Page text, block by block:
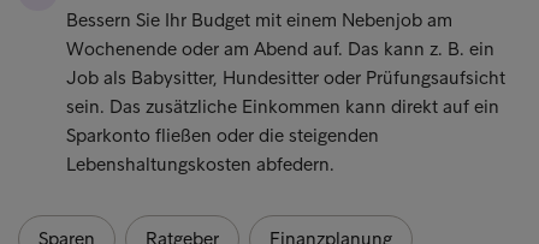
Bessern Sie Ihr Budget mit einem Nebenjob am
Wochenende oder am Abend auf. Das kann z. B. ein
Job als Babysitter, Hundesitter oder Prüfungsaufsicht
sein. Das zusätzliche Einkommen kann direkt auf ein
Sparkonto fließen oder die steigenden
Lebenshaltungskosten abfedern.
Sparen Ratgeber Finanzplanung